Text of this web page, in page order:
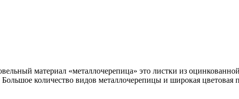
материал «металлочерепица» это листки из
количество видов металлочерепицы и широкая цветовая